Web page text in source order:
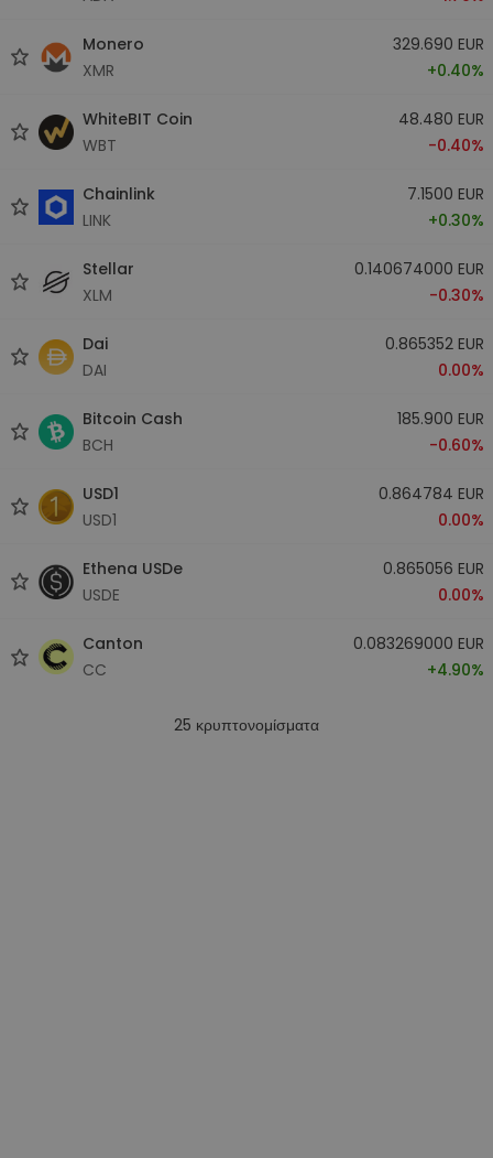
Monero
XMR
329.690 EUR
+0.40%
WhiteBIT Coin
WBT
48.480 EUR
-0.40%
Chainlink
LINK
7.1500 EUR
+0.30%
Stellar
XLM
0.140674000 EUR
-0.30%
Dai
DAI
0.865352 EUR
0.00%
Bitcoin Cash
BCH
185.900 EUR
-0.60%
USD1
USD1
0.864784 EUR
0.00%
Ethena USDe
USDE
0.865056 EUR
0.00%
Canton
CC
0.083269000 EUR
+4.90%
25 κρυπτονομίσματα